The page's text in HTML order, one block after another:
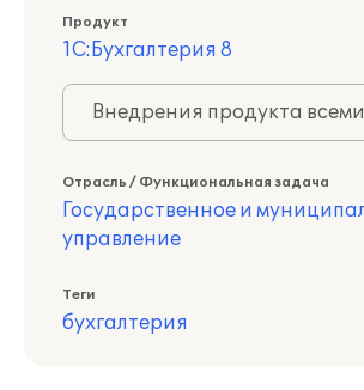
Продукт
1С:Бухгалтерия 8
Внедрения продукта
Отрасль / Функциональная задача
Государственное и
управление
Теги
бухгалтерия